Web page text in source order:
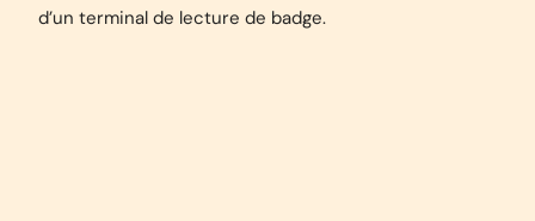
d’un terminal de lecture de badge.